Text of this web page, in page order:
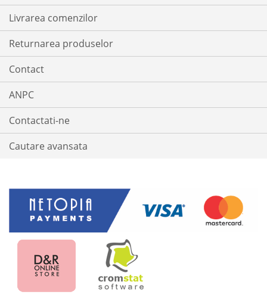
Livrarea comenzilor
Returnarea produselor
Contact
ANPC
Contactati-ne
Cautare avansata